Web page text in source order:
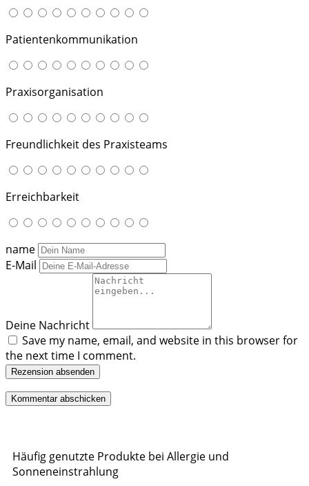
Patientenkommunikation
Praxisorganisation
Freundlichkeit des Praxisteams
Erreichbarkeit
name
E-Mail
Deine Nachricht
Save my name, email, and website in this browser for
the next time I comment.
Rezension absenden
Häufig genutzte Produkte bei Allergie und
Sonneneinstrahlung